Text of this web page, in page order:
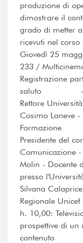
produzione di
dimostrare il
grado di metter
ricevuti nel
Giovedì 25
233 /
Registrazione
saluto -
Rettore
Cosimo Laneve -
Formazione -
Presidente del
Molin - Docente
presso
Silvana
Regionale
h. 10,00:
prospettive di
contenuto